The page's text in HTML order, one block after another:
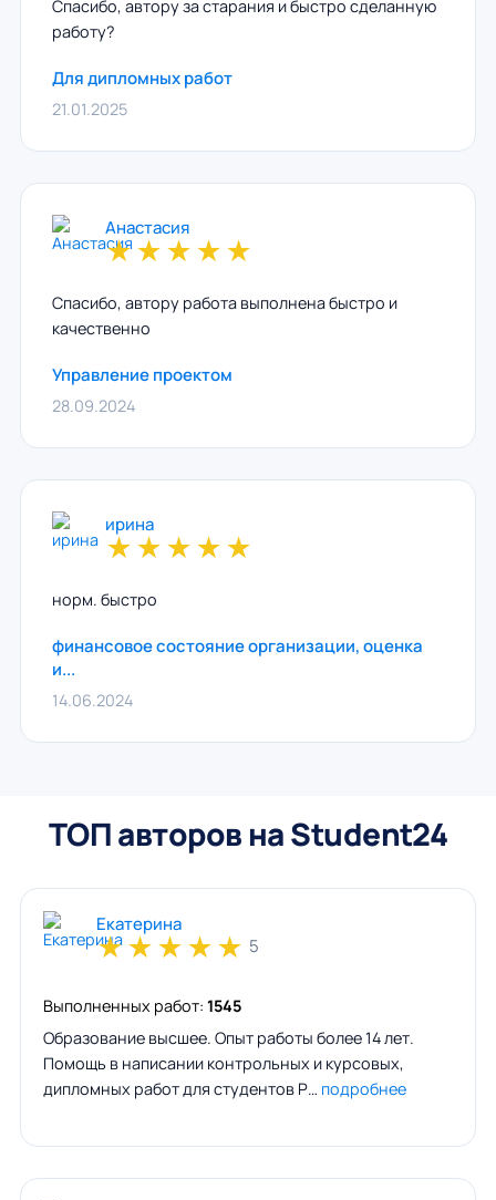
Спасибо, автору за старания и быстро сделанную
работу?
Для дипломных работ
21.01.2025
Анастасия
★★★★★
Спасибо, автору работа выполнена быстро и
качественно
Управление проектом
28.09.2024
ирина
★★★★★
норм. быстро
финансовое состояние организации, оценка
и...
14.06.2024
ТОП авторов на Student24
Екатерина
★★★★★ 5
Выполненных работ: 1545
Образование высшее. Опыт работы более 14 лет.
Помощь в написании контрольных и курсовых,
дипломных работ для студентов Р… подробнее